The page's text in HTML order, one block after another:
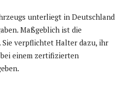
unterliegt in Deutschland
Maßgeblich ist die
verpflichtet Halter dazu, ihr
einem zertifizierten